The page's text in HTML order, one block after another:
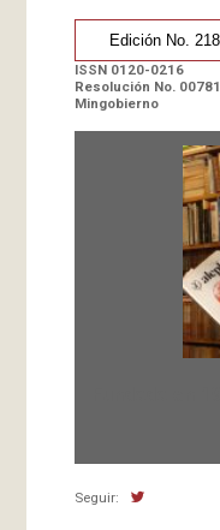
ISSN 0120-0216
Resolución No. 00781
Mingobierno
Seguir: